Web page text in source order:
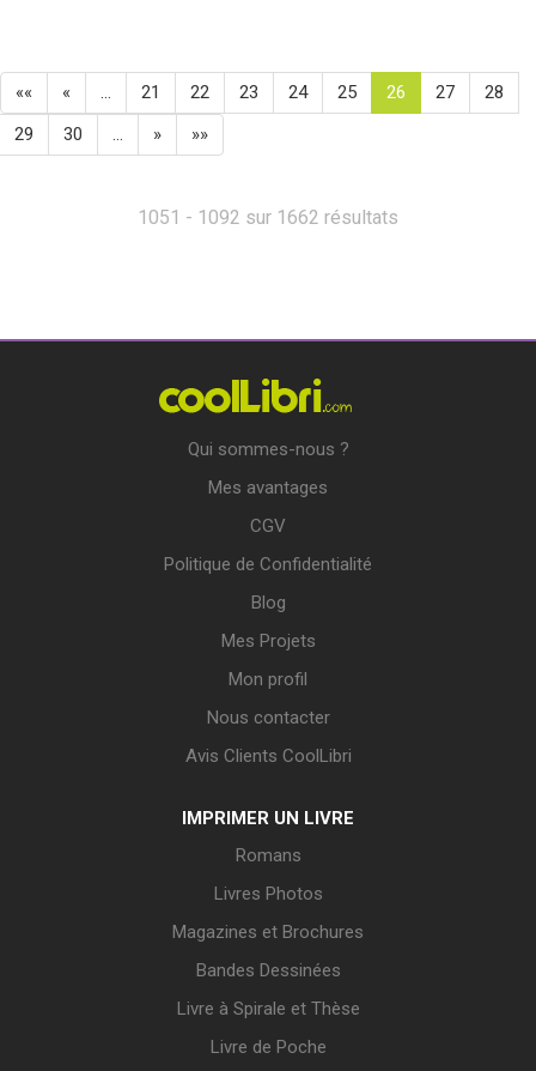
«« « … 21 22 23 24 25 26 27
28
29
30 … » »»
1051 - 1092 sur 1662 résultats
Qui sommes-nous ?
Mes avantages
CGV
Politique de Confidentialité
Blog
Mes Projets
Mon profil
Nous contacter
Avis Clients CoolLibri
IMPRIMER UN LIVRE
Romans
Livres Photos
Magazines et Brochures
Bandes Dessinées
Livre à Spirale et Thèse
Livre de Poche